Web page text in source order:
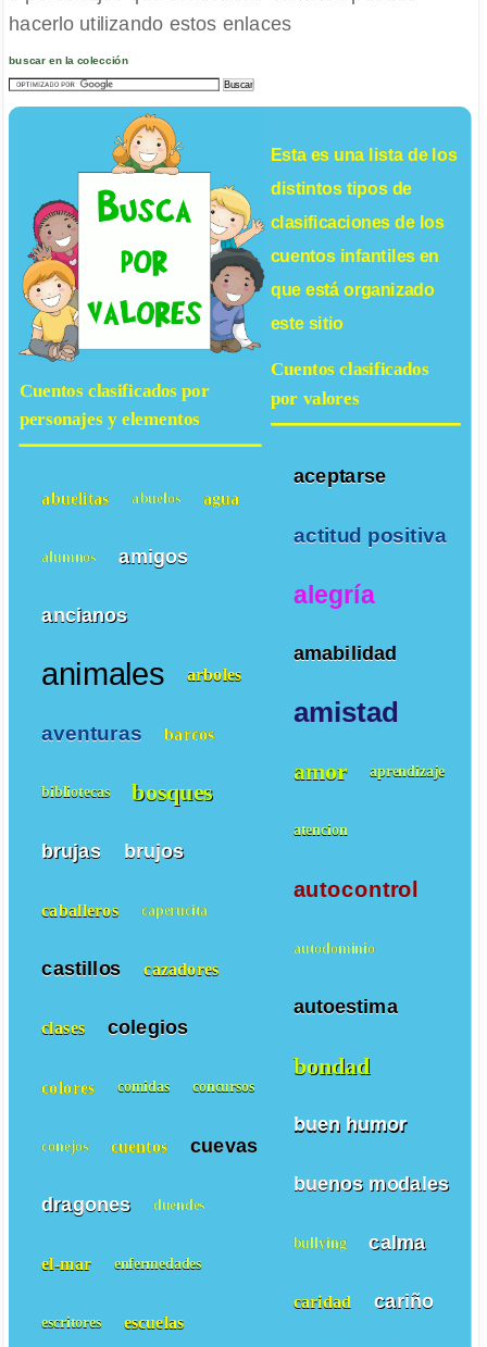
hacerlo utilizando estos enlaces
buscar en la colección
Esta es una lista de los
distintos tipos de
clasificaciones de los
cuentos infantilesen
que está organizado
este sitio
Cuentos clasificados
por valores
aceptarse
actitud positiva
alegría
amabilidad
amistad
amor aprendizaje
atencion
autocontrol
autodominio
autoestima
bondad
buen humor
buenos modales
bullying calma
caridad cariño
Cuentos clasificados por
personajes y elementos
abuelitas abuelos agua
alumnos amigos
ancianos
animales arboles
aventuras barcos
bibliotecas bosques
brujas brujos
caballeros caperucita
castillos cazadores
clases colegios
colores comidas concursos
conejos cuentos cuevas
dragones duendes
el-mar enfermedades
escritores escuelas